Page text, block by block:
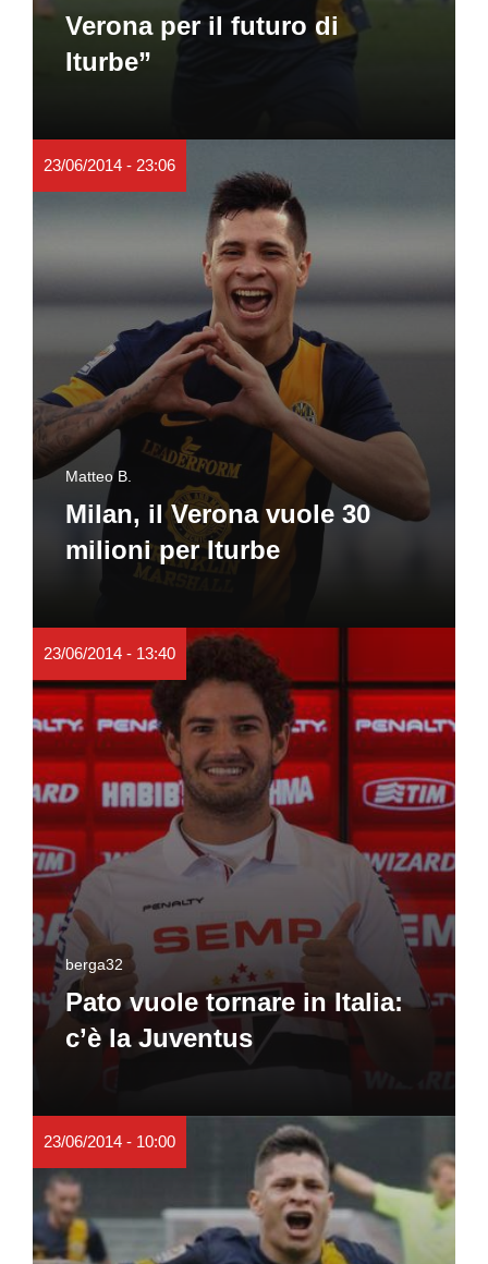
Verona per il futuro di
Iturbe”
23/06/2014 - 23:06
Matteo B.
Milan, il Verona vuole 30
milioni per Iturbe
23/06/2014 - 13:40
berga32
Pato vuole tornare in Italia:
c’è la Juventus
23/06/2014 - 10:00